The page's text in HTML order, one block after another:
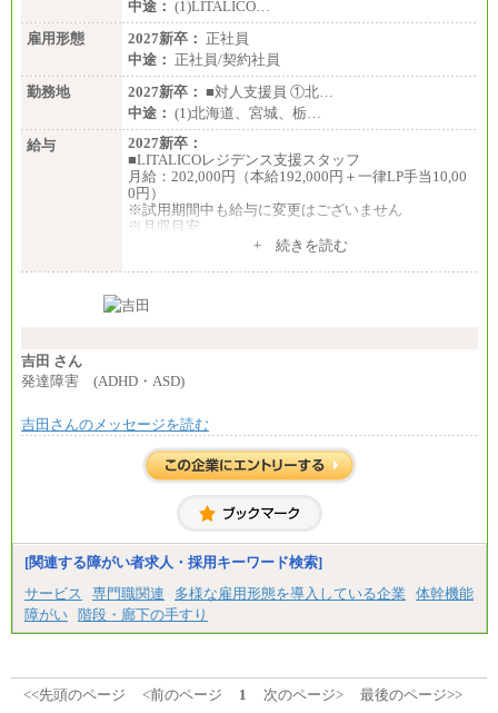
中途： (1)LITALICO…
雇用形態
2027新卒： 正社員
中途： 正社員/契約社員
勤務地
2027新卒： ■対人支援員 ①北…
中途： (1)北海道、宮城、栃…
給与
2027新卒：
■LITALICOレジデンス支援スタッフ
月給：202,000円（本給192,000円＋一律LP手当10,00
0円）
※試用期間中も給与に変更はございません
※月収目安
夜勤回数により変動
条件あり）
■その他職種共通
月給：25万3,400円～
※20時間を超過した場合は別途支給
中途：
(1)(2)月給：25万3400円～28万5900円
※20時間を超過した場合は別途支給
※試用期間中も給与に変更はございません
+ 続きを読む
吉田 さん
発達障害 (ADHD・ASD)
吉田さんのメッセージを読む
[関連する障がい者求人・採用キーワード検索]
サービス
専門職関連 多様な雇用形態を導入している企業
体幹機能
障がい 階段・廊下の手すり
<<先頭のページ <前のページ 1 次のページ> 最後のページ>>